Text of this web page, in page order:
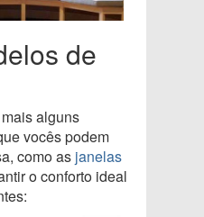
de
alguns
vocês podem
como as janelas
o conforto ideal